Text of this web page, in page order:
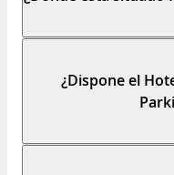
¿Dispone el